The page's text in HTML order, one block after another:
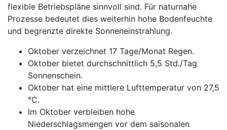
flexible Betriebspläne sinnvoll sind. Für naturnahe
Prozesse bedeutet dies weiterhin hohe Bodenfeuchte
und begrenzte direkte Sonneneinstrahlung.
Oktober verzeichnet 17 Tage/Monat Regen.
Oktober bietet durchschnittlich 5,5 Std./Tag
Sonnenschein.
Oktober hat eine mittlere Lufttemperatur von 27,5
°C.
Im Oktober verbleiben hohe
Niederschlagsmengen vor dem saisonalen